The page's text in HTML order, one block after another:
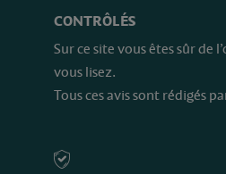
CONTRÔLÉS
Sur ce site vous êtes sûr de
vous lisez.
Tous ces avis sont rédigés